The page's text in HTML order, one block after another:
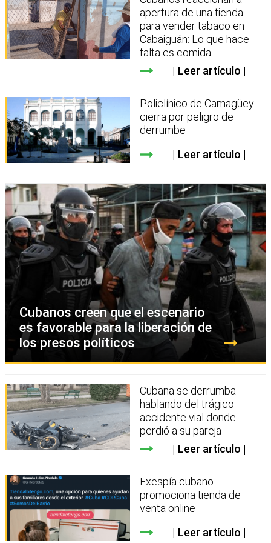
apertura de una tienda
para vender tabaco en
Cabaiguán: Lo que hace
falta es comida
Leer artículo
Policlínico de Camagüey
cierra por peligro de
derrumbe
Leer artículo
Cubanos creen que el escenario
es favorable para la liberación de
los presos políticos
Cubana se derrumba
hablando del trágico
accidente vial donde
perdió a su pareja
Leer artículo
Exespía cubano
promociona tienda de
venta online
Leer artículo